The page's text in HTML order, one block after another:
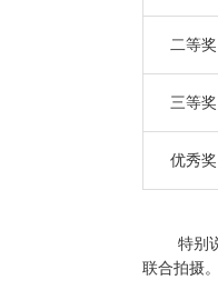
二等奖
三等奖
优秀奖
特别说
联合拍摄。